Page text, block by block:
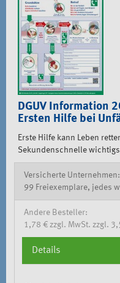
DGUV Information
Ersten Hilfe bei
Erste Hilfe kann Leben
Sekundenschnelle
Versicherte Unternehmen:
99 Freiexemplare, jedes
Andere Besteller:
1,78 € zzgl. MwSt. zzgl.
Details